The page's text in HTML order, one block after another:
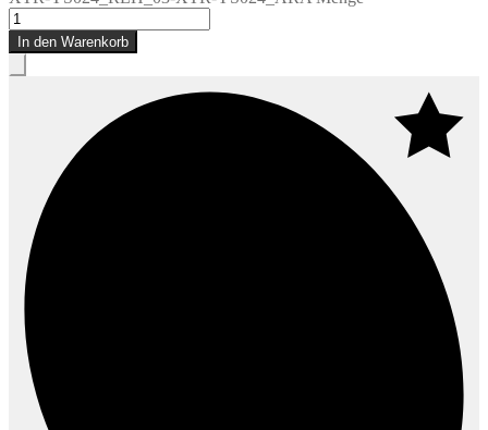
In den Warenkorb